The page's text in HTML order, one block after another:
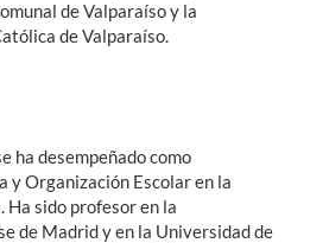
de Valparaíso y la
de Valparaíso.
ha desempeñado como
y Organización Escolar en la
Ha sido profesor en la
de Madrid y en la Universidad de